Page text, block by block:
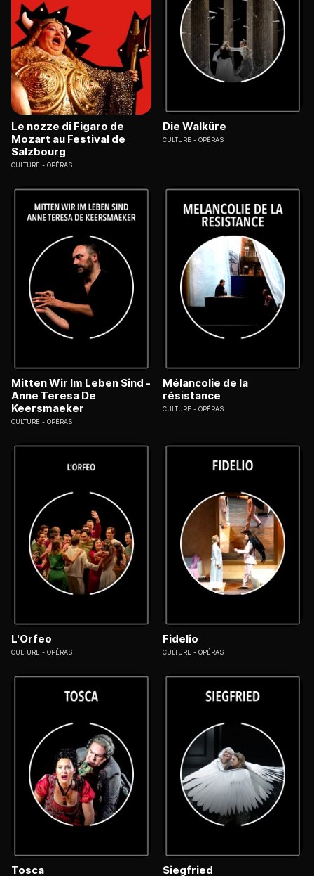
Le nozze di Figaro de
Mozart au Festival de
Salzbourg
CULTURE OPÉRAS
Die Walküre
CULTURE OPÉRAS
Mitten Wir Im Leben Sind -
Anne Teresa De
Keersmaeker
CULTURE OPÉRAS
Mélancolie de la
résistance
CULTURE OPÉRAS
L'Orfeo
CULTURE OPÉRAS
Fidelio
CULTURE OPÉRAS
Tosca Siegfried